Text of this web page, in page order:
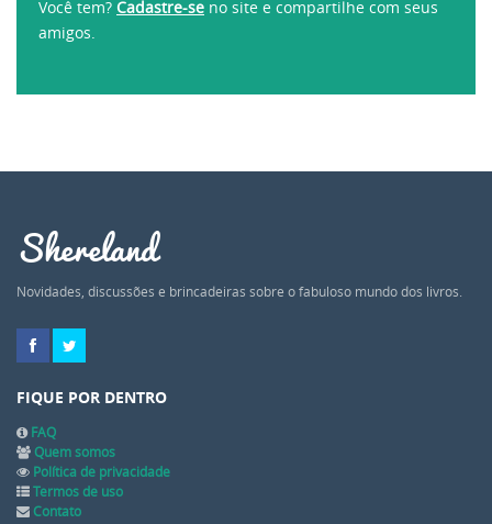
Você tem? Cadastre-se no site e compartilhe com seus
amigos.
Shereland
Novidades, discussões e brincadeiras sobre o fabuloso mundo dos livros.
FIQUE POR DENTRO
FAQ
Quem somos
Política de privacidade
Termos de uso
Contato